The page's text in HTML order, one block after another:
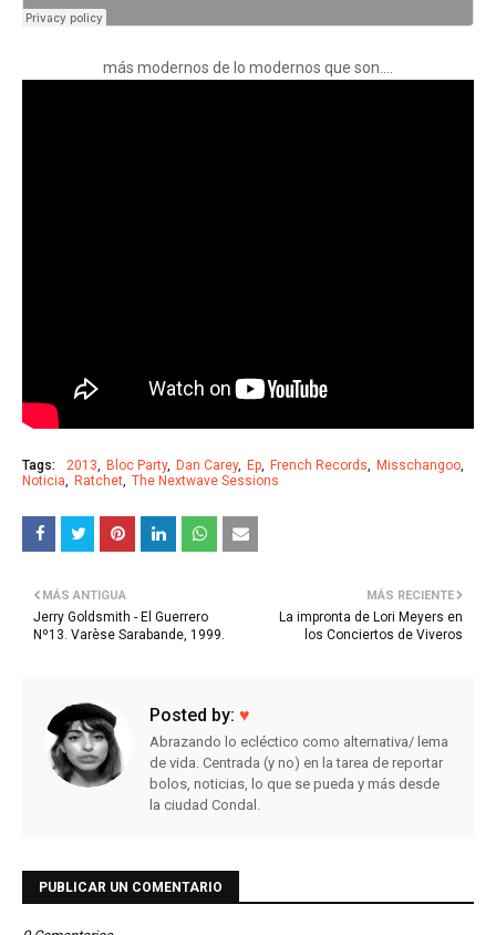
más modernos de lo modernos que son....
Tags: 2013 Bloc Party Dan Carey Ep French Records
Misschangoo
Noticia
Ratchet The Nextwave Sessions
MÁS RECIENTE
La impronta de Lori Meyers en
los Conciertos de Viveros
MÁS ANTIGUA
Jerry Goldsmith - El Guerrero
Nº13. Varèse Sarabande, 1999.
Posted by: ♥
Abrazando lo ecléctico como alternativa/ lema
de vida. Centrada (y no) en la tarea de reportar
bolos, noticias, lo que se pueda y más desde
la ciudad Condal.
PUBLICAR UN COMENTARIO